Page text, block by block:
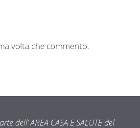
volta che commento.
dell’ AREA CASA E SALUTE del